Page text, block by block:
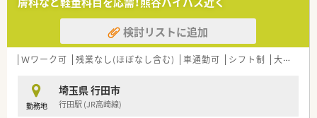
■基本的な勤務時間は18時までとなり、ご自身のプライベート
な時間も大切にできる環境です。
【勤務実態について】
■勤務はシフト制を採用しており、スタッフ同士で協力しながら
■日によっては最大20時までの勤務が発生する可能性がありま
すが、頻度についてはご相談ください。
■休日は祝日とシフト日で構成されており、法定通りの有給休暇
検討リストに追加
Ｗワーク可 残業なし(ほぼなし含む) 車通勤可 シフト制 大手チェーン以外
勤務地
埼玉県 行田市
行田駅 (JR高崎線)